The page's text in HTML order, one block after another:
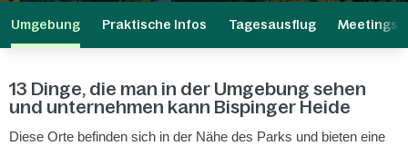
Umgebung Praktische Infos Tagesausflug Meetings
13 Dinge, die man in der Umgebung sehen
und unternehmen kann Bispinger Heide
Diese Orte befinden sich in der Nähe des Parks und bieten eine